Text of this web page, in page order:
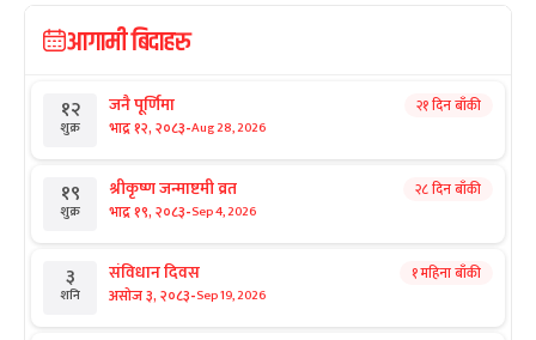
आगामी बिदाहरु
१२
शुक्र
जनै पूर्णिमा
भाद्र १२, २०८३-Aug 28, 2026
२१ दिन बाँकी
१९
शुक्र
श्रीकृष्ण जन्माष्टमी व्रत
भाद्र १९, २०८३-Sep 4, 2026
२८ दिन बाँकी
३
शनि
संविधान दिवस
असोज ३, २०८३-Sep 19, 2026
१ महिना बाँकी